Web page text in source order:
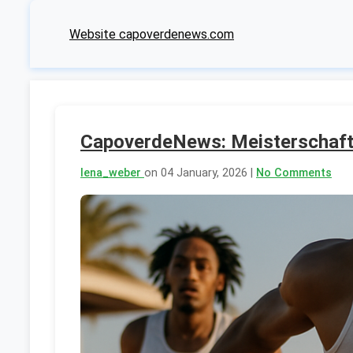
Website capoverdenews.com
CapoverdeNews:
lena_weber on 04 January, 2026 | No Comments